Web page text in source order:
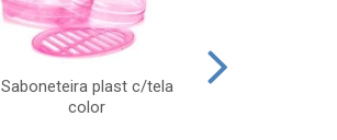
Saboneteira plast c/tela
color